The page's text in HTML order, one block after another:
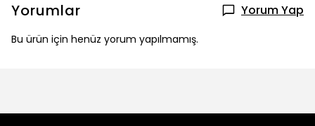
Yorumlar Yorum Yap
Bu ürün için henüz yorum yapılmamış.